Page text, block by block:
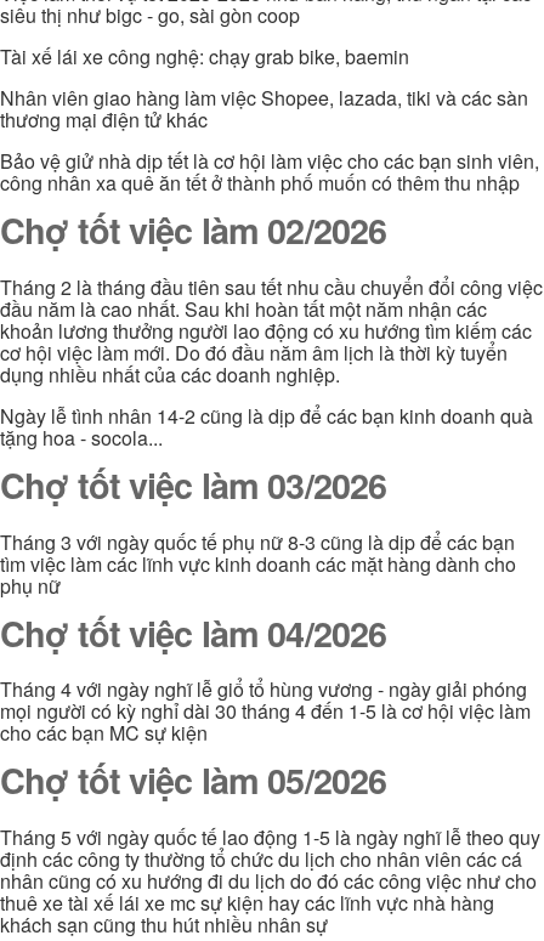
siêu thị như bigc - go, sài gòn coop
Tài xế lái xe công nghệ: chạy grab bike, baemin
Nhân viên giao hàng làm việc Shopee, lazada, tiki và các sàn
thương mại điện tử khác
Bảo vệ giử nhà dịp tết là cơ hội làm việc cho các bạn sinh viên,
công nhân xa quê ăn tết ở thành phố muốn có thêm thu nhập
Chợ tốt việc làm 02/2026
Tháng 2 là tháng đầu tiên sau tết nhu cầu chuyển đổi công việc
đầu năm là cao nhất. Sau khi hoàn tất một năm nhận các
khoản lương thưởng người lao động có xu hướng tìm kiếm các
cơ hội việc làm mới. Do đó đầu năm âm lịch là thời kỳ tuyển
dụng nhiều nhất của các doanh nghiệp.
Ngày lễ tình nhân 14-2 cũng là dịp để các bạn kinh doanh quà
tặng hoa - socola...
Chợ tốt việc làm 03/2026
Tháng 3 với ngày quốc tế phụ nữ 8-3 cũng là dịp để các bạn
tìm việc làm các lĩnh vực kinh doanh các mặt hàng dành cho
phụ nữ
Chợ tốt việc làm 04/2026
Tháng 4 với ngày nghĩ lễ giổ tổ hùng vương - ngày giải phóng
mọi người có kỳ nghỉ dài 30 tháng 4 đến 1-5 là cơ hội việc làm
cho các bạn MC sự kiện
Chợ tốt việc làm 05/2026
Tháng 5 với ngày quốc tế lao động 1-5 là ngày nghĩ lễ theo quy
định các công ty thường tổ chức du lịch cho nhân viên các cá
nhân cũng có xu hướng đi du lịch do đó các công việc như cho
thuê xe tài xế lái xe mc sự kiện hay các lĩnh vực nhà hàng
khách sạn cũng thu hút nhiều nhân sự